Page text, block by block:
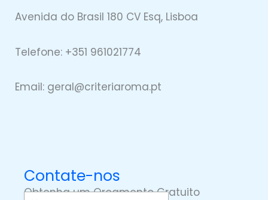
Avenida do Brasil 180 CV Esq, Lisboa
Telefone: +351 961021774
Email: geral@criteriaroma.pt
Contate-nos
Obtenha um Orçamento Gratuito